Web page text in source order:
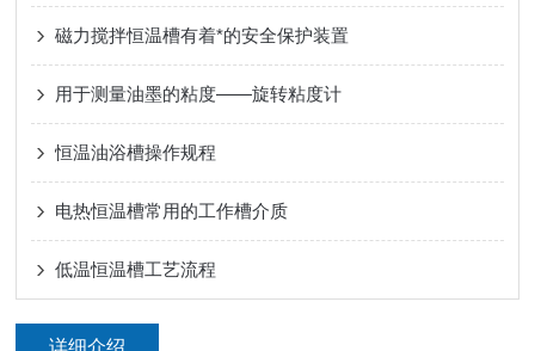
磁力搅拌恒温槽有着*的安全保护装置
用于测量油墨的粘度——旋转粘度计
恒温油浴槽操作规程
电热恒温槽常用的工作槽介质
低温恒温槽工艺流程
详细介绍